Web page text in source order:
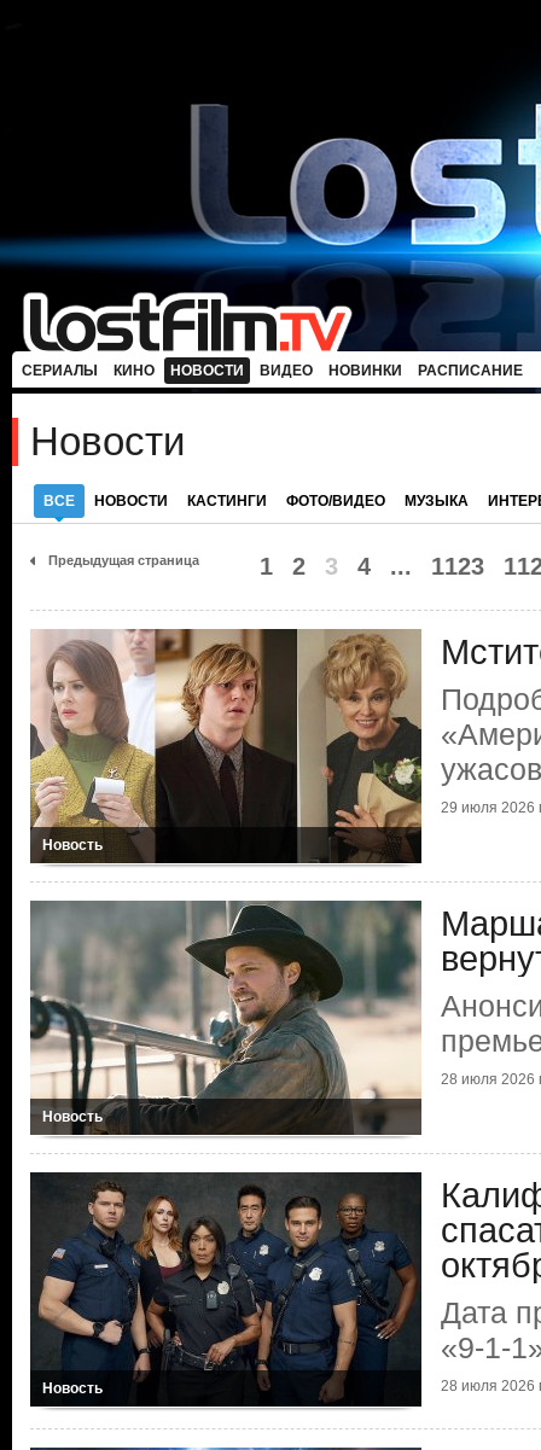
СЕРИАЛЫ КИНО НОВОСТИ ВИДЕО НОВИНКИ РАСПИСАНИЕ
Новости
ВСЕ НОВОСТИ КАСТИНГИ ФОТО/ВИДЕО МУЗЫКА
Предыдущая страница 1 2 3 4 ... 1123
Новость
29 июля 2026
Новость
28 июля 2026
Новость
Дата
«9-1-
28 июля 2026